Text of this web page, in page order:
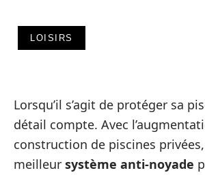
LOISIRS
Lorsqu’il s’agit de protéger sa
détail compte. Avec
construction de piscines
meilleur système anti-noyade